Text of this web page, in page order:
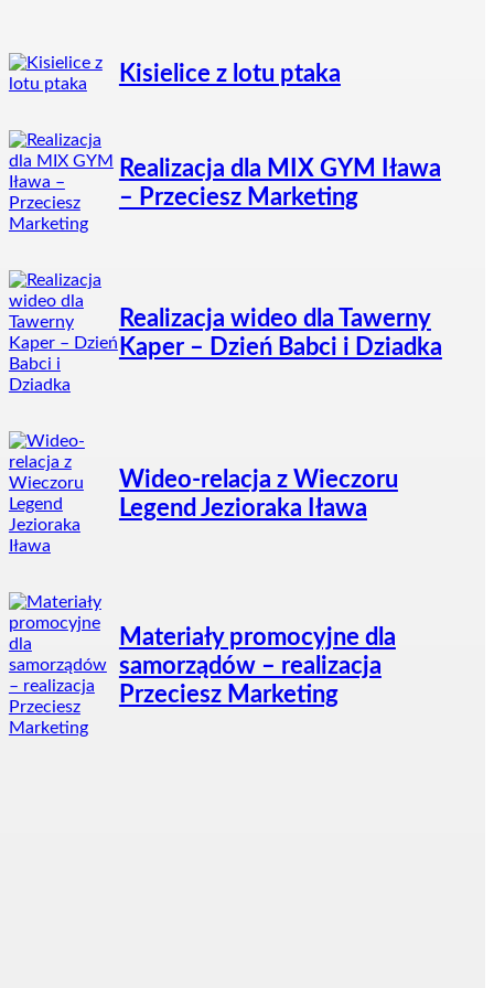
Kisielice z lotu ptaka
Realizacja dla MIX GYM Iława
– Przeciesz Marketing
Realizacja wideo dla Tawerny
Kaper – Dzień Babci i Dziadka
Wideo-relacja z Wieczoru
Legend Jezioraka Iława
Materiały promocyjne dla
samorządów – realizacja
Przeciesz Marketing